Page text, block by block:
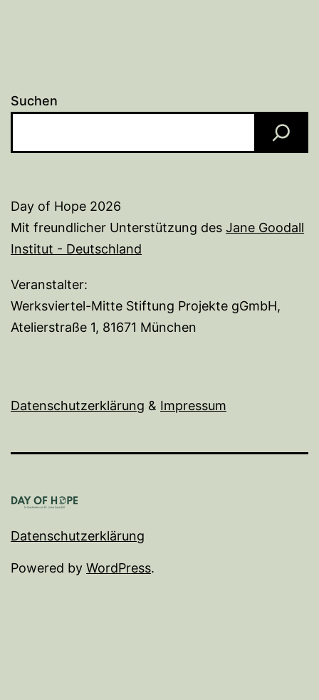
Suchen
Day of Hope 2026
Mit freundlicher Unterstützung des Jane Goodall
Institut - Deutschland
Veranstalter:
Werksviertel-Mitte Stiftung Projekte gGmbH,
Atelierstraße 1, 81671 München
Datenschutzerklärung & Impressum
Datenschutzerklärung
Powered by WordPress.